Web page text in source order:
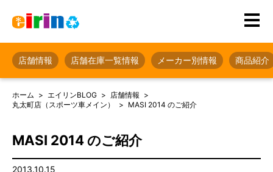
店舗情報 店舗在庫一覧情報 メーカー別情報 商品紹介
ホーム エイリンBLOG
店舗情報
丸太町店（スポーツ車メイン）
MASI 2014 のご紹介
MASI 2014 のご紹介
2013.10.15